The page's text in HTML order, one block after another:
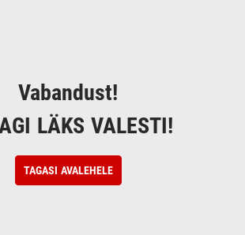
Vabandust!
LÄKS VALESTI!
TAGASI AVALEHELE